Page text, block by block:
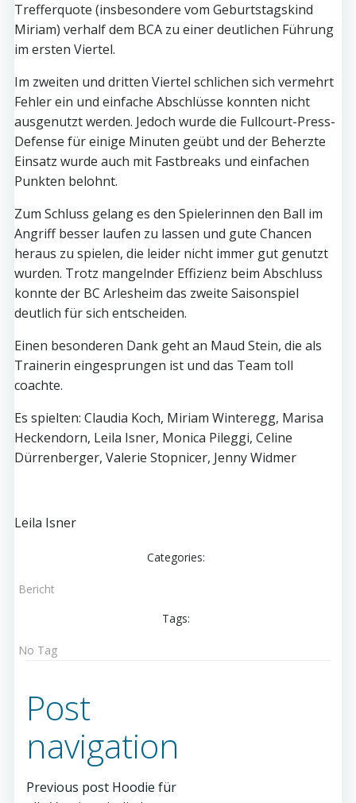
Trefferquote (insbesondere vom Geburtstagskind
Miriam) verhalf dem BCA zu einer deutlichen Führung
im ersten Viertel.
Im zweiten und dritten Viertel schlichen sich vermehrt
Fehler ein und einfache Abschlüsse konnten nicht
ausgenutzt werden. Jedoch wurde die Fullcourt-Press-
Defense für einige Minuten geübt und der Beherzte
Einsatz wurde auch mit Fastbreaks und einfachen
Punkten belohnt.
Zum Schluss gelang es den Spielerinnen den Ball im
Angriff besser laufen zu lassen und gute Chancen
heraus zu spielen, die leider nicht immer gut genutzt
wurden. Trotz mangelnder Effizienz beim Abschluss
konnte der BC Arlesheim das zweite Saisonspiel
deutlich für sich entscheiden.
Einen besonderen Dank geht an Maud Stein, die als
Trainerin eingesprungen ist und das Team toll
coachte.
Es spielten: Claudia Koch, Miriam Winteregg, Marisa
Heckendorn, Leila Isner, Monica Pileggi, Celine
Dürrenberger, Valerie Stopnicer, Jenny Widmer
Leila Isner
Categories:
Bericht
Tags:
No Tag
Post
navigation
Previous post Hoodie für